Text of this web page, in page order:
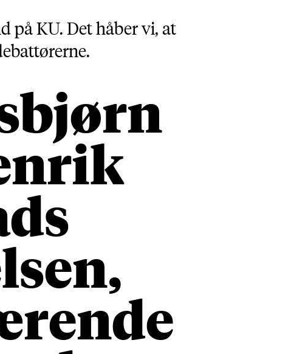
på KU. Det håber vi, at